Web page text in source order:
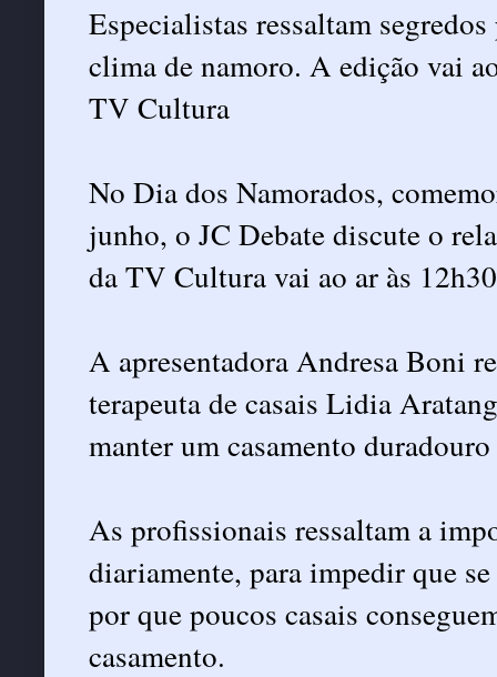
Especialistas ressaltam
clima de namoro. A edição vai
TV Cultura
No Dia dos Namorados,
junho, o JC Debate discute o
da TV Cultura vai ao ar às
A apresentadora Andresa Boni
terapeuta de casais Lidia
manter um casamento
As profissionais ressaltam a
diariamente, para impedir que
por que poucos casais
casamento.